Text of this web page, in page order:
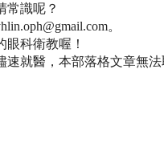
常識呢？
。
科衛教喔！
速就醫，本部落格文章無法